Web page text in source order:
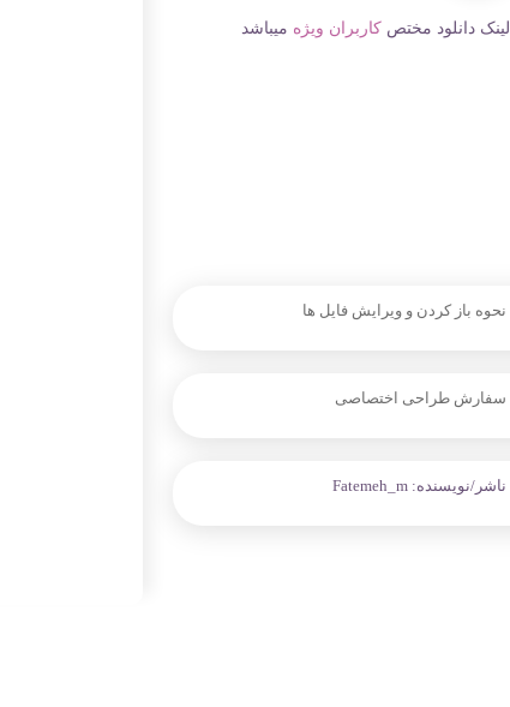
لینک دانلود مختصکاربران ویژه میباشد
نحوه باز کردن و ویرایش فایل ها
سفارش طراحی اختصاصی
ناشر/نویسنده: Fatemeh_m